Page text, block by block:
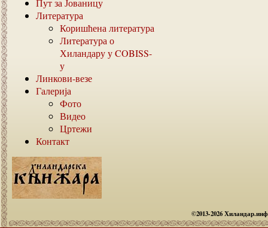
Пут за Јованицу
Литература
Коришћена литература
Литература о
Хиландару уCOBISS-
у
Линкови-везе
Галерија
Фото
Видео
Цртежи
Контакт
©2013-2026